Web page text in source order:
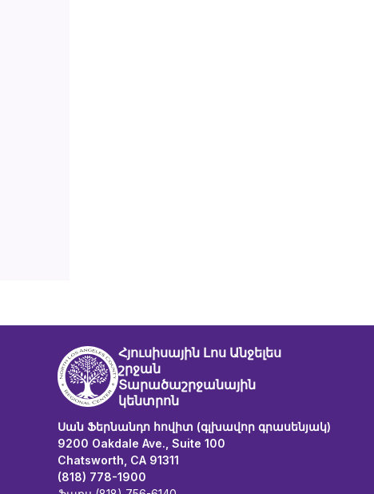
Հյուսիսային Լոս Անջելես
շրջան
Տարածաշրջանային
կենտրոն
Սան Ֆերնանդո հովիտ (գլխավոր գրասենյակ)
9200 Oakdale Ave., Suite 100
Chatsworth, CA 91311
(818) 778-1900